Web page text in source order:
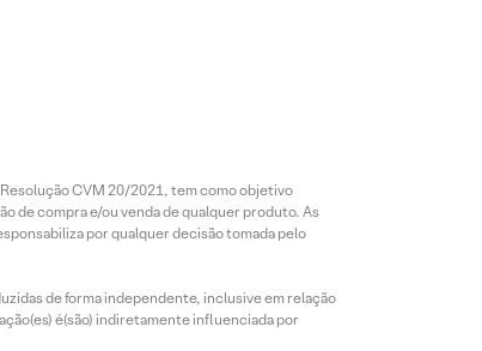
CVM 20/2021, tem como objetivo
de compra e/ou venda de qualquer produto. As
por qualquer decisão tomada pelo
de forma independente, inclusive em relação
é(são) indiretamente influenciada por